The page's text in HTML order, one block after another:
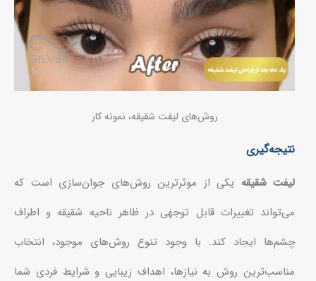
روش‌های لیفت شقیقه، نمونه کار
نتیجه‌گیری
لیفت شقیقه یکی از موثرترین روش‌های جوان‌سازی است که
می‌تواند تغییرات قابل توجهی در ظاهر ناحیه شقیقه و اطراف
چشم‌ها ایجاد کند. با وجود تنوع روش‌های موجود، انتخاب
مناسب‌ترین روش به نیازها، اهداف زیبایی و شرایط فردی شما